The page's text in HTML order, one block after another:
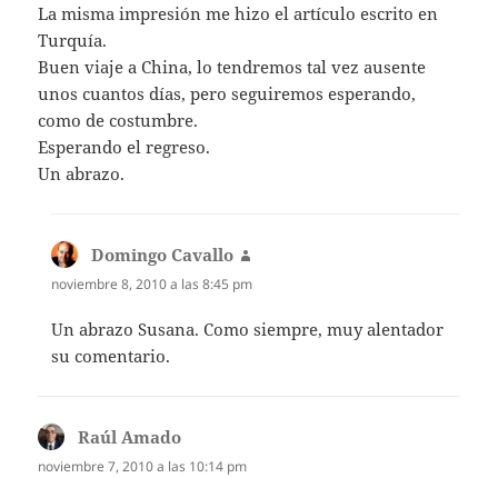
La misma impresión me hizo el artículo escrito en
Turquía.
Buen viaje a China, lo tendremos tal vez ausente
unos cuantos días, pero seguiremos esperando,
como de costumbre.
Esperando el regreso.
Un abrazo.
Domingo Cavallo
noviembre 8, 2010 a las 8:45 pm
Un abrazo Susana. Como siempre, muy alentador
su comentario.
Raúl Amado
noviembre 7, 2010 a las 10:14 pm